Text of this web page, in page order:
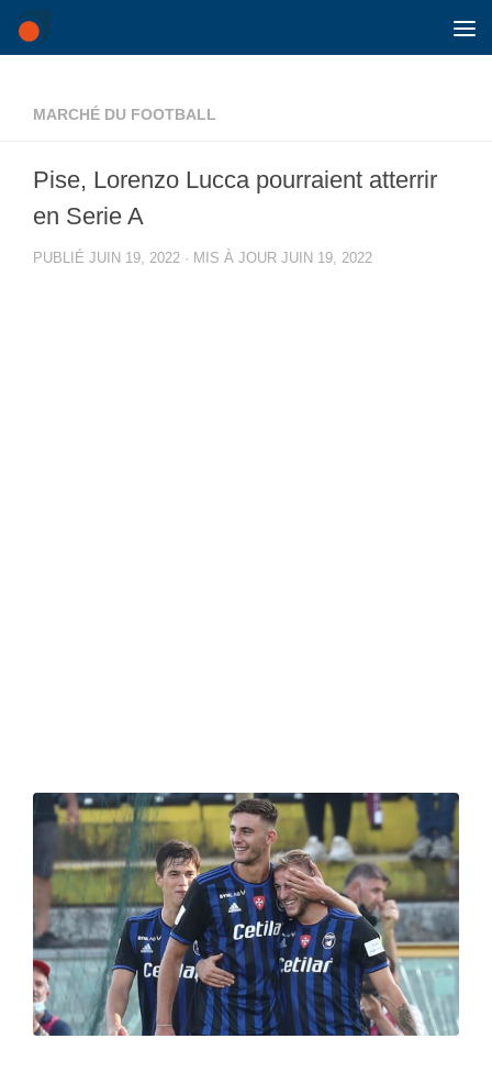
Skip to content
MARCHÉ DU FOOTBALL
Pise, Lorenzo Lucca pourraient atterrir
en Serie A
PUBLIÉ JUIN 19, 2022 · MIS À JOUR JUIN 19, 2022